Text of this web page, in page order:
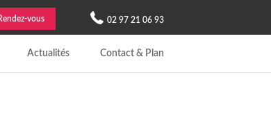
02 97 21 06 93
vous
Actualités Contact & Plan